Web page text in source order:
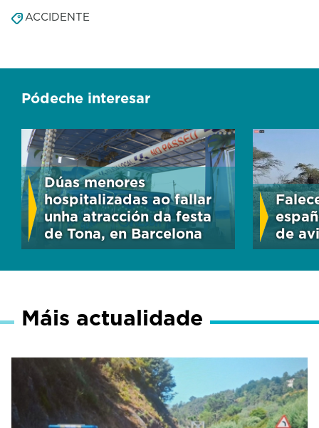
ACCIDENTE
Pódeche interesar
Dúas menores
hospitalizadas ao fallar
unha atracción da festa
de Tona, en Barcelona
de
Máis actualidade